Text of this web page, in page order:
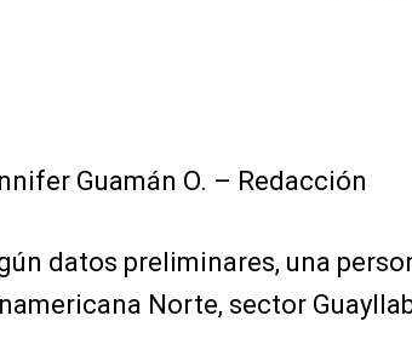
Guamán O. – Redacción
datos preliminares, una
Norte, sector